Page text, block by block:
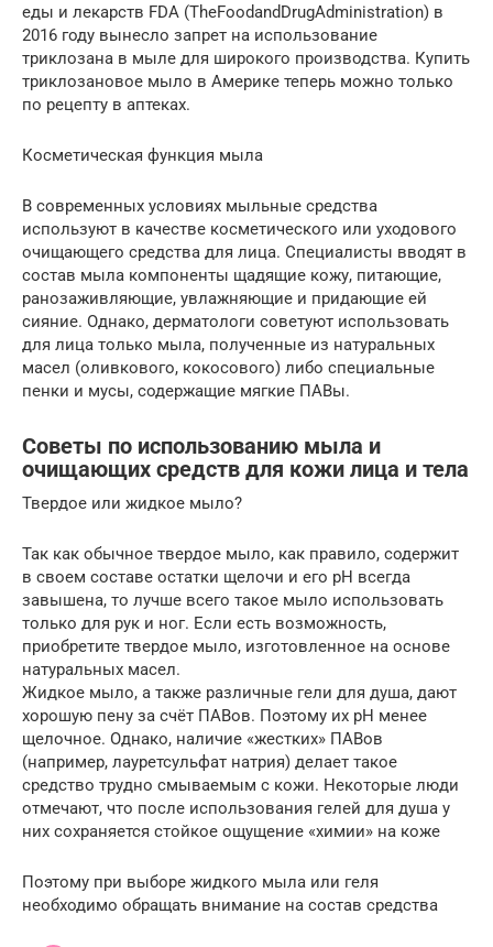
еды и лекарств FDA (TheFoodandDrugAdministration) в
2016 году вынесло запрет на использование
триклозана в мыле для широкого производства. Купить
триклозановое мыло в Америке теперь можно только
по рецепту в аптеках.
Косметическая функция мыла
В современных условиях мыльные средства
используют в качестве косметического или уходового
очищающего средства для лица. Специалисты вводят в
состав мыла компоненты щадящие кожу, питающие,
ранозаживляющие, увлажняющие и придающие ей
сияние. Однако, дерматологи советуют использовать
для лица только мыла, полученные из натуральных
масел (оливкового, кокосового) либо специальные
пенки и мусы, содержащие мягкие ПАВы.
Советы по использованию мыла и
очищающих средств для кожи лица и тела
Твердое или жидкое мыло?
Так как обычное твердое мыло, как правило, содержит
в своем составе остатки щелочи и его pH всегда
завышена, то лучше всего такое мыло использовать
только для рук и ног. Если есть возможность,
приобретите твердое мыло, изготовленное на основе
натуральных масел.
Жидкое мыло, а также различные гели для душа, дают
хорошую пену за счёт ПАВов. Поэтому их pH менее
щелочное. Однако, наличие «жестких» ПАВов
(например, лауретсульфат натрия) делает такое
средство трудно смываемым с кожи. Некоторые люди
отмечают, что после использования гелей для душа у
них сохраняется стойкое ощущение «химии» на коже
Поэтому при выборе жидкого мыла или геля
необходимо обращать внимание на состав средства